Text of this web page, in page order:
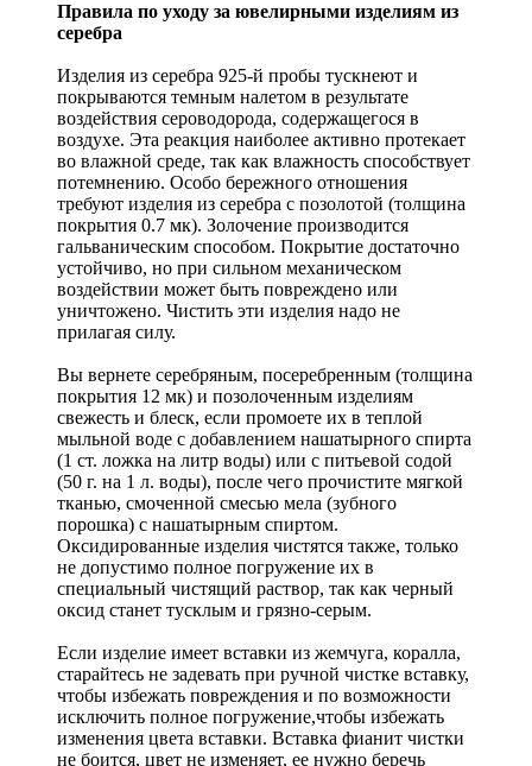
Правила по уходу за ювелирными изделиям из
серебра
Изделия из серебра 925-й пробы тускнеют и
покрываются темным налетом в результате
воздействия сероводорода, содержащегося в
воздухе. Эта реакция наиболее активно протекает
во влажной среде, так как влажность способствует
потемнению. Особо бережного отношения
требуют изделия из серебра с позолотой (толщина
покрытия 0.7 мк). Золочение производится
гальваническим способом. Покрытие достаточно
устойчиво, но при сильном механическом
воздействии может быть повреждено или
уничтожено. Чистить эти изделия надо не
прилагая силу.
Вы вернете серебряным, посеребренным (толщина
покрытия 12 мк) и позолоченным изделиям
свежесть и блеск, если промоете их в теплой
мыльной воде с добавлением нашатырного спирта
(1 ст. ложка на литр воды) или с питьевой содой
(50 г. на 1 л. воды), после чего прочистите мягкой
тканью, смоченной смесью мела (зубного
порошка) с нашатырным спиртом.
Оксидированные изделия чистятся также, только
не допустимо полное погружение их в
специальный чистящий раствор, так как черный
оксид станет тусклым и грязно-серым.
Если изделие имеет вставки из жемчуга, коралла,
старайтесь не задевать при ручной чистке вставку,
чтобы избежать повреждения и по возможности
исключить полное погружение,чтобы избежать
изменения цвета вставки. Вставка фианит чистки
не боится, цвет не изменяет, ее нужно беречь